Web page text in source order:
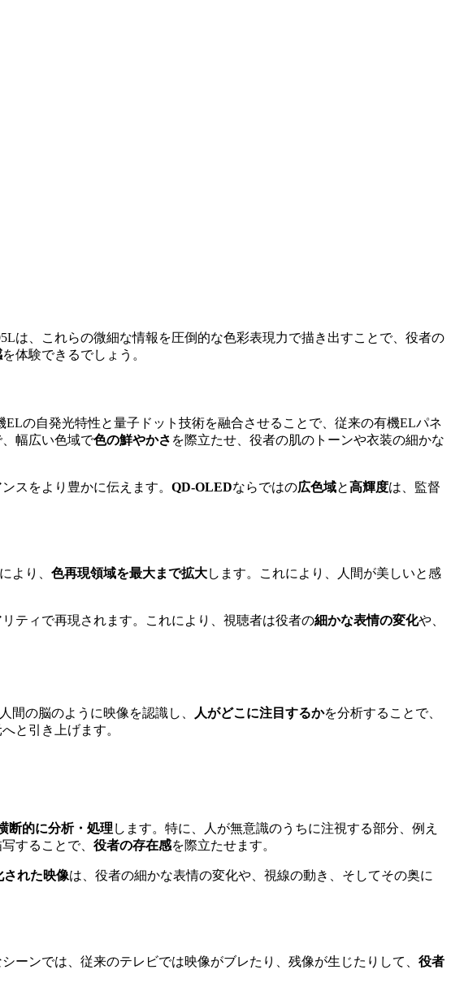
は、これらの微細な情報を圧倒的な色彩表現力で描き出すことで、役者の
を体験できるでしょう。
ELの自発光特性と量子ドット技術を融合させることで、従来の有機ELパネ
幅広い色域で色の鮮やかさ を際立たせ、役者の肌のトーンや衣装の細かな
スをより豊かに伝えます。 QD-OLEDならではの広色域と高輝度は、監督
より、 色再現領域を最大まで拡大します。これにより、人間が美しいと感
ティで再現されます。これにより、視聴者は役者の細かな表情の変化や、
間の脳のように映像を認識し、 人がどこに注目するかを分析することで、
と引き上げます。
断的に分析・処理 します。特に、人が無意識のうちに注視する部分、例え
することで、 役者の存在感を際立たせます。
れた映像は、役者の細かな表情の変化や、視線の動き、そしてその奥に
ーンでは、従来のテレビでは映像がブレたり、残像が生じたりして、 役者